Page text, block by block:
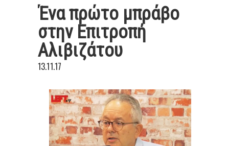
Ένα πρώτο μπράβο
στην Επιτροπή
Αλιβιζάτου
13.11.17